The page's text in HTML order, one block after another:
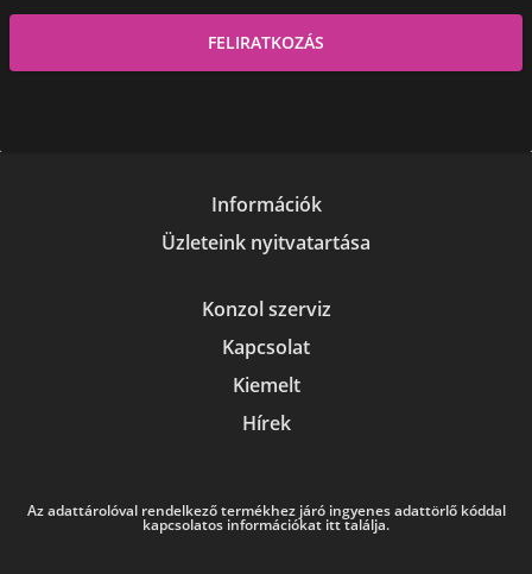
Információk
Üzleteink nyitvatartása
Konzol szerviz
Kapcsolat
Kiemelt
Hírek
Az adattárolóval rendelkező termékhez járó ingyenes adattörlő kóddal
kapcsolatos információkat itt találja.